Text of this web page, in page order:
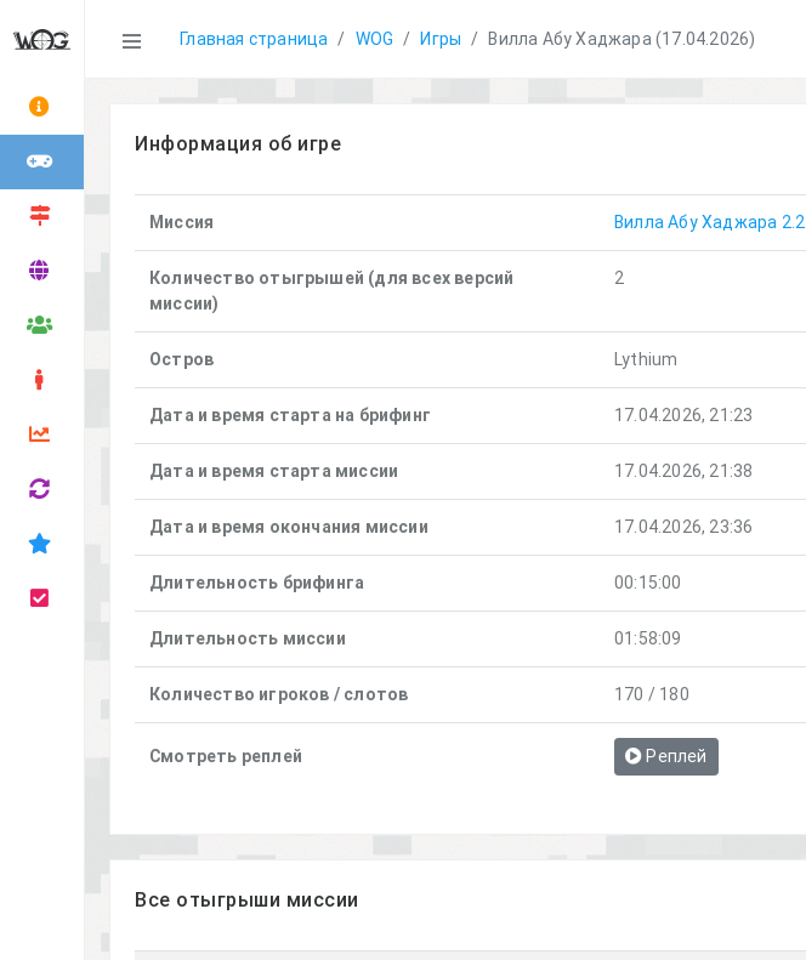
StatisticsГлавная страница WOG Игры Вилла Абу Хаджара (17.04.2026)
Информация об игре
Миссия Вилла Абу Хаджара 2.2
Количество отыгрышей (для всех версий
миссии)
2
Остров Lythium
Дата и время старта на брифинг 17.04.2026, 21:23
Дата и время старта миссии 17.04.2026, 21:38
Дата и время окончания миссии 17.04.2026, 23:36
Длительность брифинга 00:15:00
Длительность миссии 01:58:09
Количество игроков / слотов 170 / 180
Смотреть реплей Реплей
Все отыгрыши миссии